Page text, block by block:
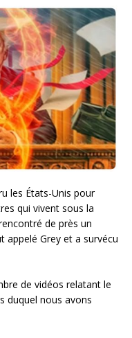
les États-Unis pour
qui vivent sous la
de près un
appelé Grey et a survécu
de vidéos relatant le
duquel nous avons